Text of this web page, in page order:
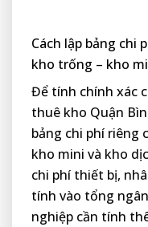
Cách lập bảng chi
kho trống – kho
Để tính chính xác
thuê kho Quận
bảng chi phí riêng
kho mini và kho
chi phí thiết bị,
tính vào tổng
nghiệp cần tính